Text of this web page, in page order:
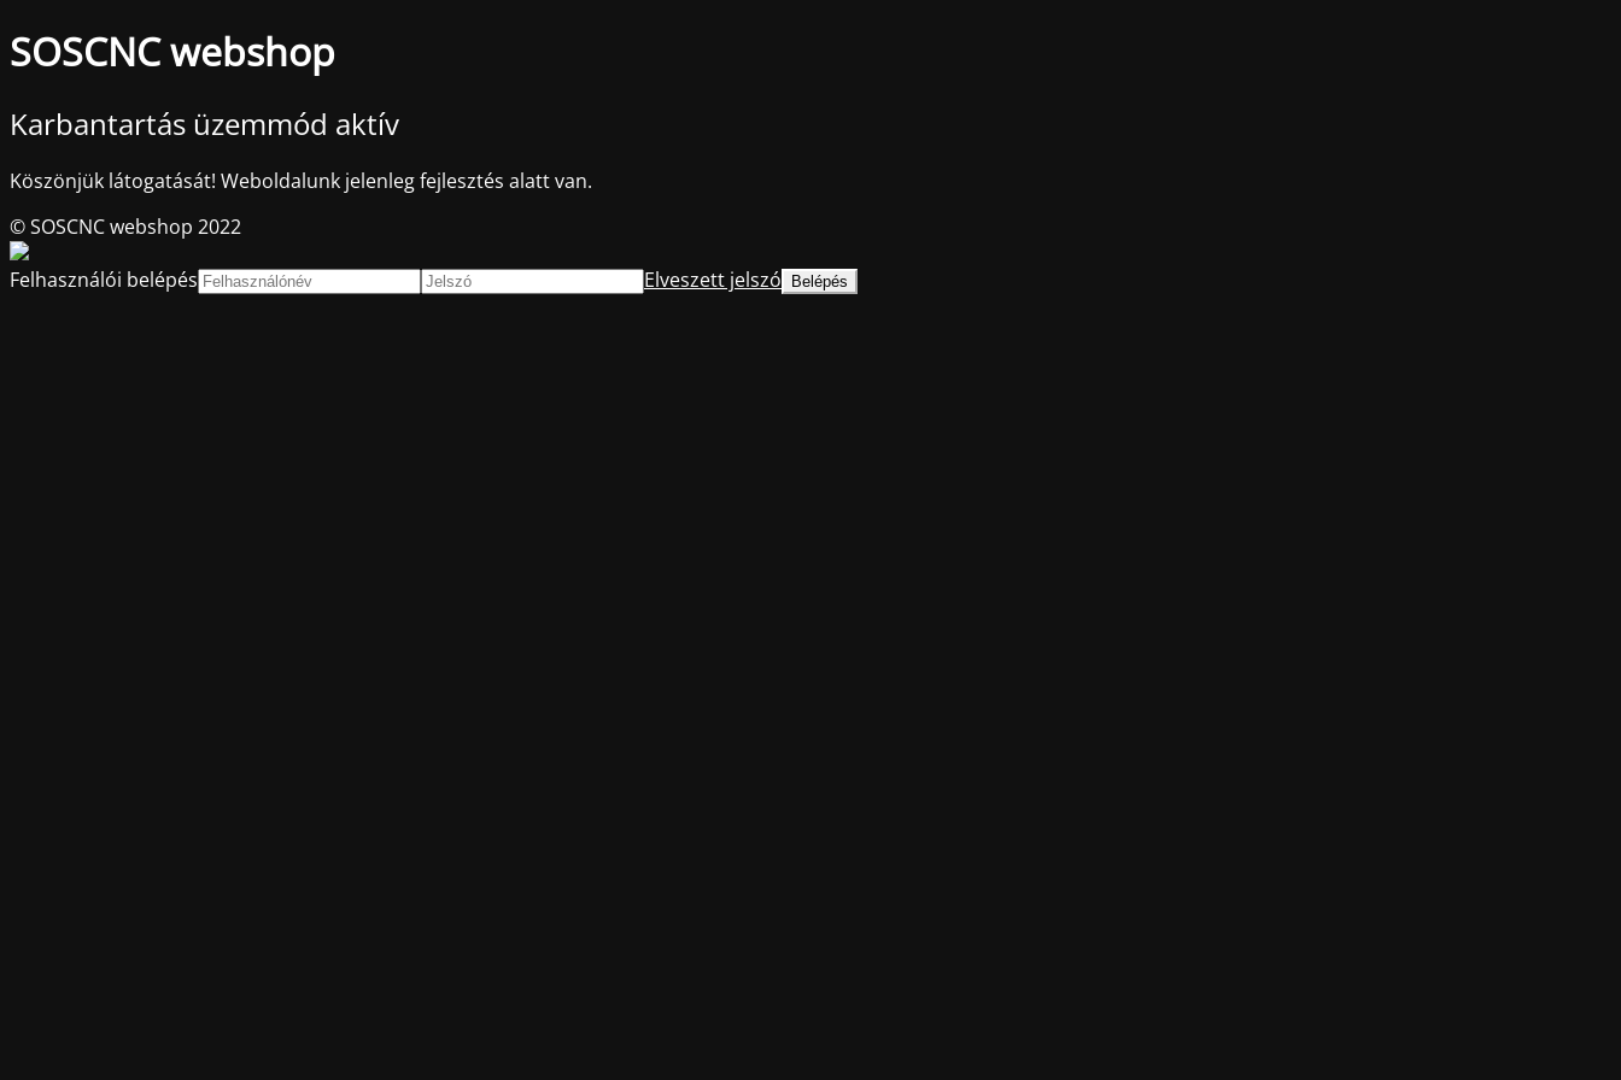
SOSCNC webshop
Karbantartás üzemmód aktív
Köszönjük látogatását! Weboldalunk jelenleg fejlesztés alatt van.
© SOSCNC webshop 2022
Felhasználói belépés
Elveszett jelszó